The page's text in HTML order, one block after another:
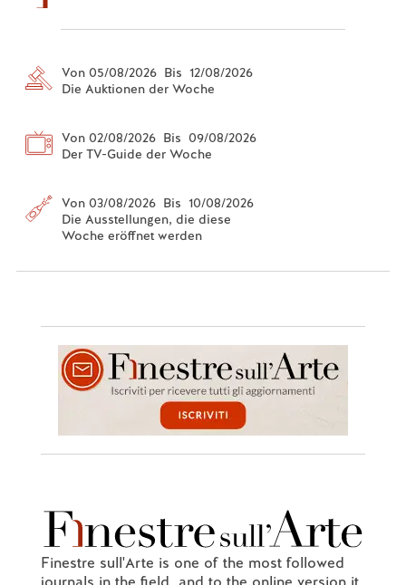
Von 05/08/2026 Bis 12/08/2026
Die Auktionen der Woche
Von 02/08/2026 Bis 09/08/2026
Der TV-Guide der Woche
Von 03/08/2026 Bis 10/08/2026
Die Ausstellungen, die diese
Woche eröffnet werden
Finestre sull'Arte is one of the most followed